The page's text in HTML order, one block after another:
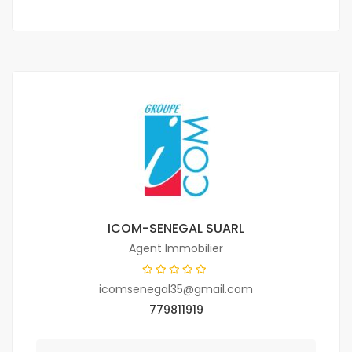
ICOM-SENEGAL SUARL
Agent Immobilier
icomsenegal35@gmail.com
779811919